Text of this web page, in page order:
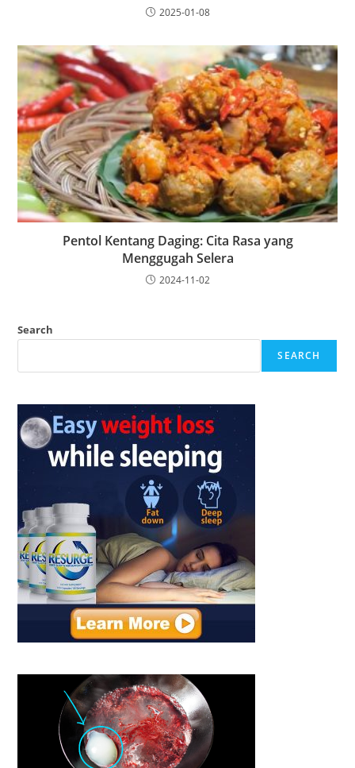
2025-01-08
Pentol Kentang Daging: Cita Rasa yang
Menggugah Selera
2024-11-02
Search
SEARCH